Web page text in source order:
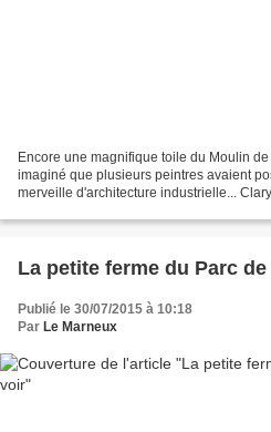
Encore une magnifique toile du Moulin
imaginé que plusieurs peintres avaient
merveille d'architecture industrielle...
La petite ferme du Parc
Publié le 30/07/2015 à 10:18
Par Le Marneux